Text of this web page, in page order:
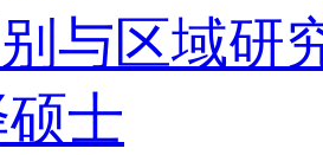
与区域研
士